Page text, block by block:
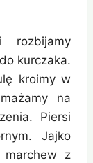
rozbijamy
kurczaka.
kroimy w
na
Piersi
Jajko
marchew z